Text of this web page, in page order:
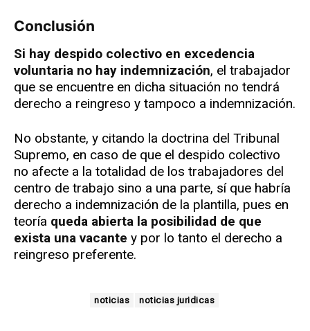
Conclusión
Si hay despido colectivo en excedencia
voluntaria no hay indemnización, el trabajador
que se encuentre en dicha situación no tendrá
derecho a reingreso y tampoco a indemnización.
No obstante, y citando la doctrina del Tribunal
Supremo, en caso de que el despido colectivo
no afecte a la totalidad de los trabajadores del
centro de trabajo sino a una parte, sí que habría
derecho a indemnización de la plantilla, pues en
teoría queda abierta la posibilidad de que
exista una vacante y por lo tanto el derecho a
reingreso preferente.
noticias noticias juridicas